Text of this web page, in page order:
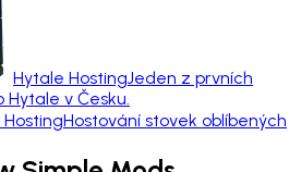
Hytale HostingJeden z prvních
Hytale v Česku.
Hostování stovek oblíbených